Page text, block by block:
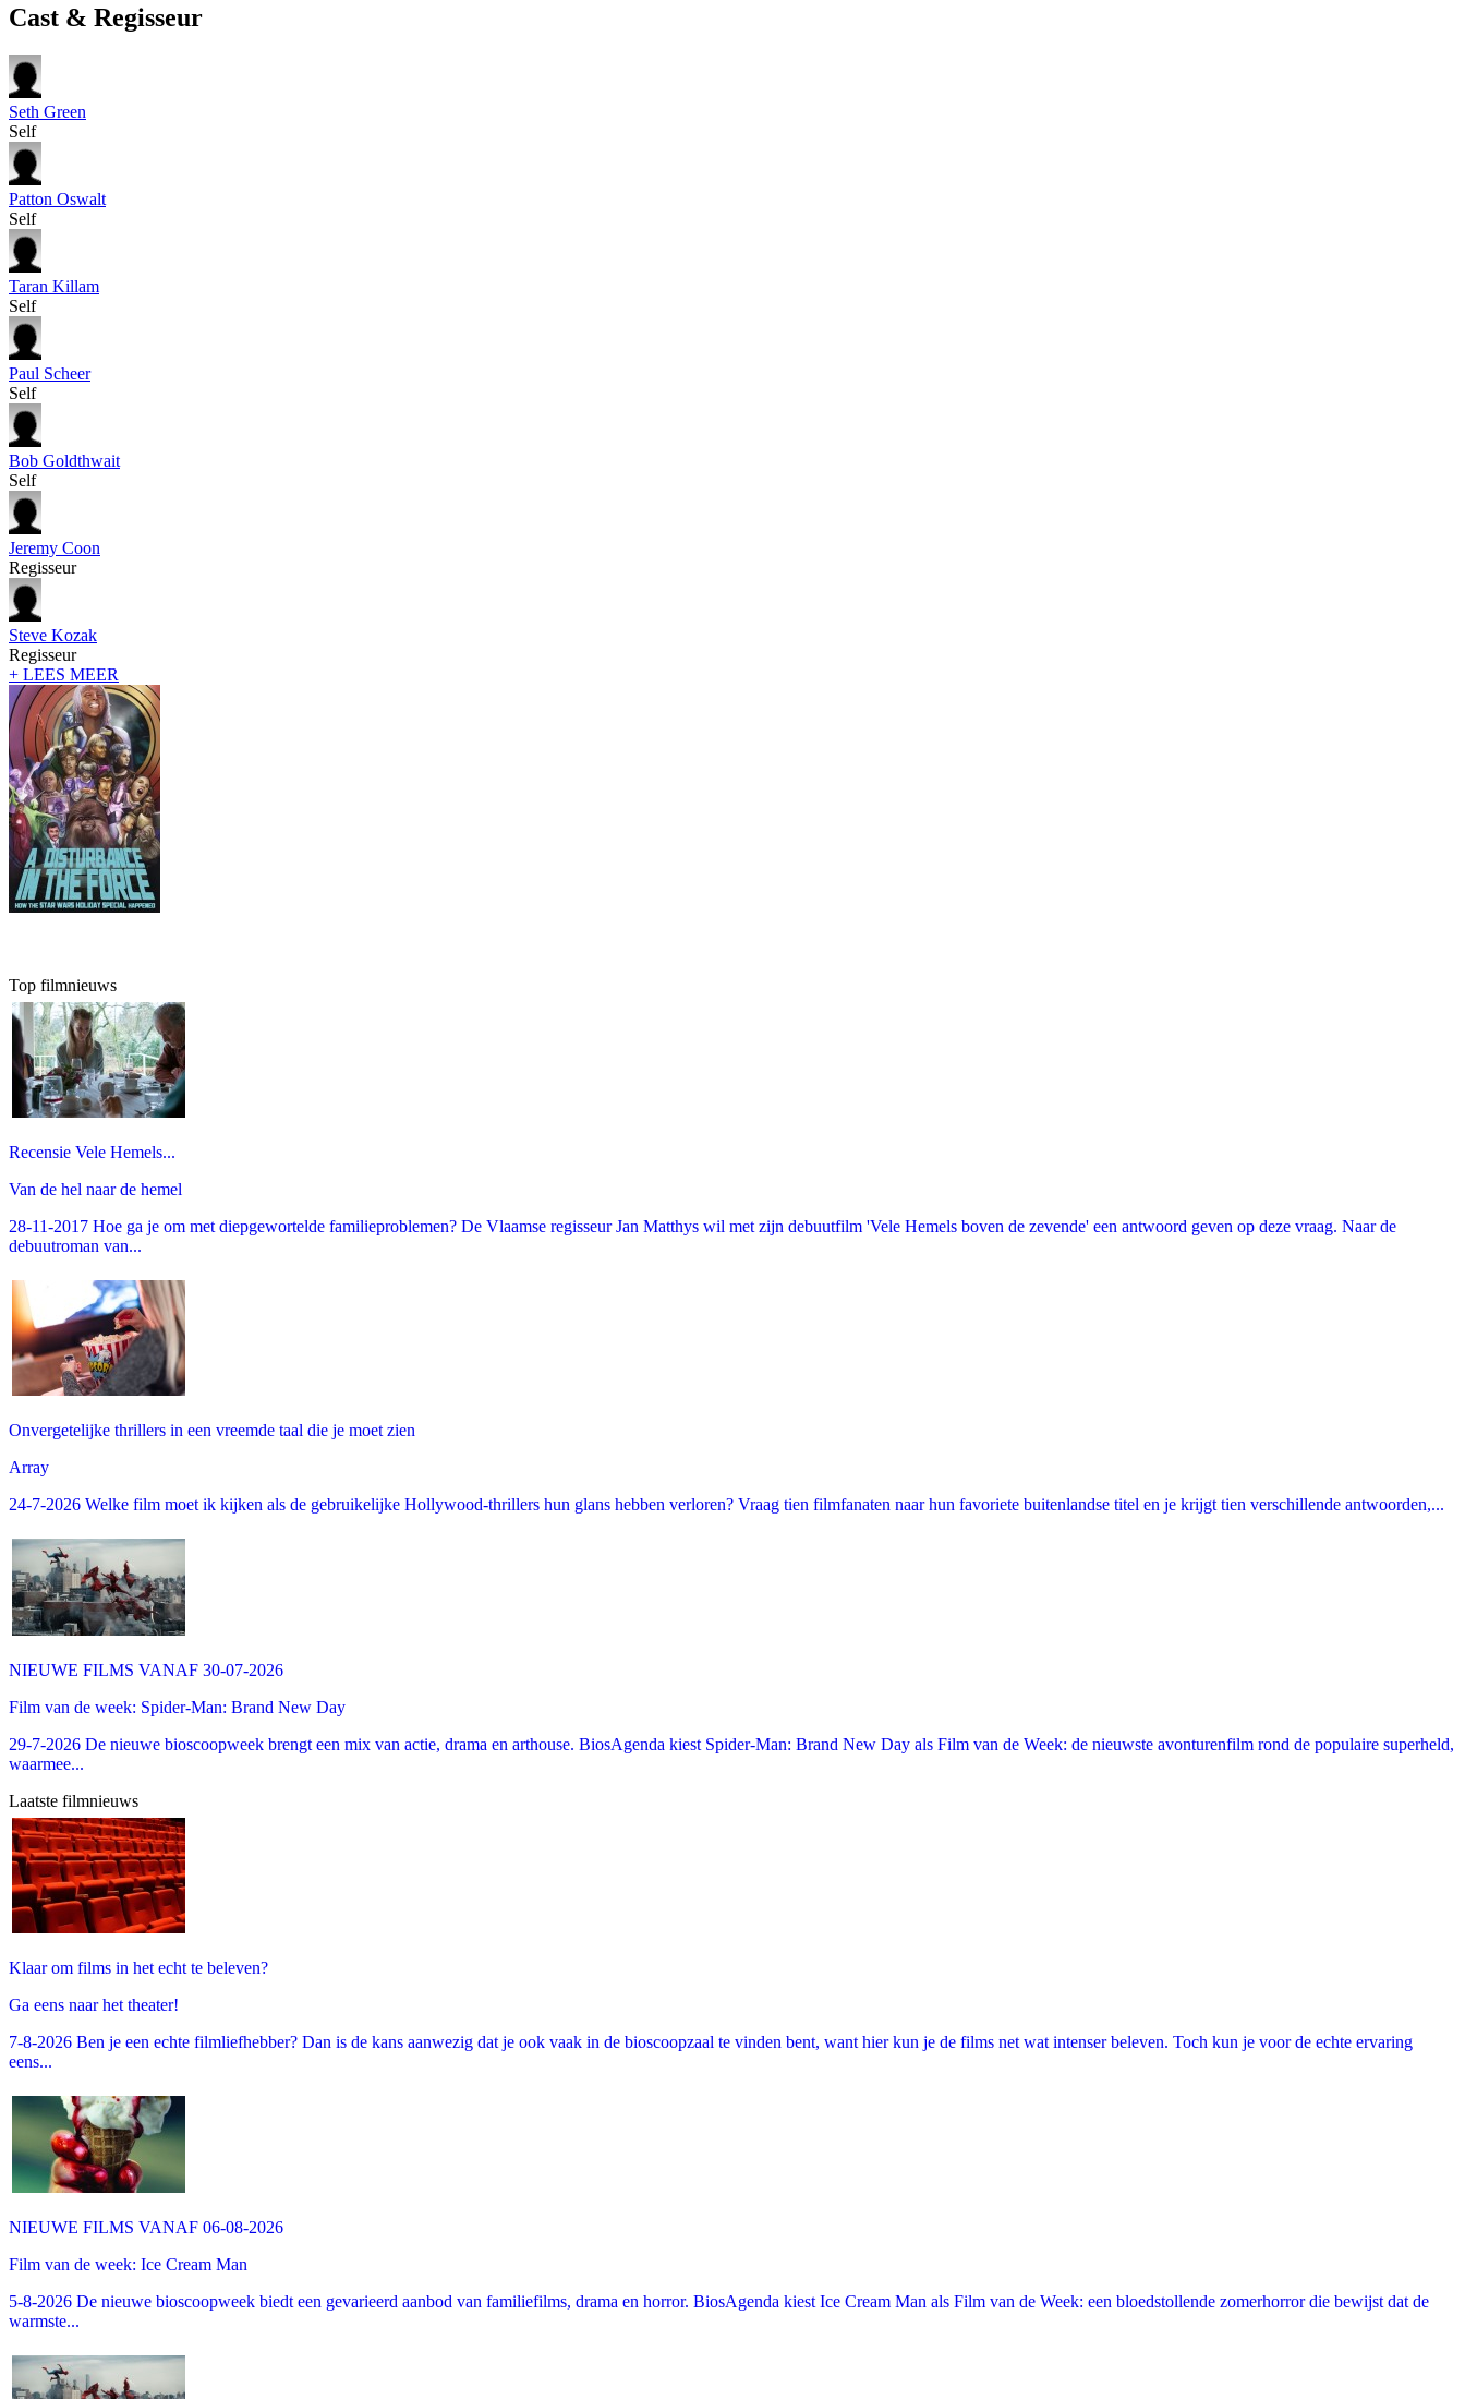
Cast & Regisseur
Seth Green
Self
Patton Oswalt
Self
Taran Killam
Self
Paul Scheer
Self
Bob Goldthwait
Self
Jeremy Coon
Regisseur
Steve Kozak
Regisseur
+ LEES MEER
Top filmnieuws
Recensie Vele Hemels...
Van de hel naar de hemel
28-11-2017 Hoe ga je om met diepgewortelde familieproblemen? De Vlaamse regisseur Jan Matthys wil met zijn debuutfilm 'Vele Hemels boven de zevende' een antwoord geven op deze vraag. Naar de
debuutroman van...
Onvergetelijke thrillers in een vreemde taal die je moet zien
Array
24-7-2026 Welke film moet ik kijken als de gebruikelijke Hollywood-thrillers hun glans hebben verloren? Vraag tien filmfanaten naar hun favoriete buitenlandse titel en je krijgt tien verschillende antwoorden,...
NIEUWE FILMS VANAF 30-07-2026
Film van de week: Spider-Man: Brand New Day
29-7-2026 De nieuwe bioscoopweek brengt een mix van actie, drama en arthouse. BiosAgenda kiest Spider-Man: Brand New Day als Film van de Week: de nieuwste avonturenfilm rond de populaire superheld,
waarmee...
Laatste filmnieuws
Klaar om films in het echt te beleven?
Ga eens naar het theater!
7-8-2026 Ben je een echte filmliefhebber? Dan is de kans aanwezig dat je ook vaak in de bioscoopzaal te vinden bent, want hier kun je de films net wat intenser beleven. Toch kun je voor de echte ervaring
eens...
NIEUWE FILMS VANAF 06-08-2026
Film van de week: Ice Cream Man
5-8-2026 De nieuwe bioscoopweek biedt een gevarieerd aanbod van familiefilms, drama en horror. BiosAgenda kiest Ice Cream Man als Film van de Week: een bloedstollende zomerhorror die bewijst dat de
warmste...